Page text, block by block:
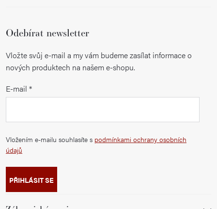
Odebírat newsletter
Vložte svůj e-mail a my vám budeme zasílat informace o
nových produktech na našem e-shopu.
E-mail
Vložením e-mailu souhlasíte s podmínkami ochrany osobních
údajů
PŘIHLÁSIT SE